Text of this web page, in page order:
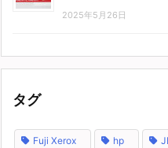
2025年5月26日
タグ
Fuji Xerox hp